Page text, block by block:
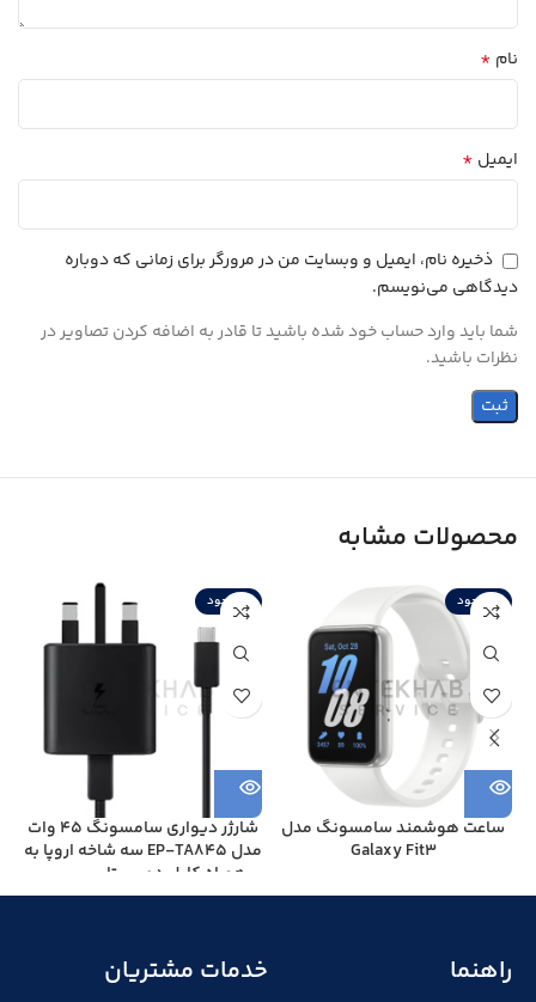
نام *
ایمیل *
ذخیره نام، ایمیل و وبسایت من در مرورگر برای زمانی که دوباره
دیدگاهی می‌نویسم.
شما باید وارد حساب خود شده باشید تا قادر به اضافه کردن تصاویر در
نظرات باشید.
محصولات مشابه
ناموجود
ساعت هوشمند سامسونگ مدل
Galaxy Fit3
ناموجود
شارژر دیواری سامسونگ 45 وات
مدل EP-TA845 سه شاخه اروپا به
همراه کابل دو سر تایپ سی –
ویتنام
راهنما خدمات مشتریان